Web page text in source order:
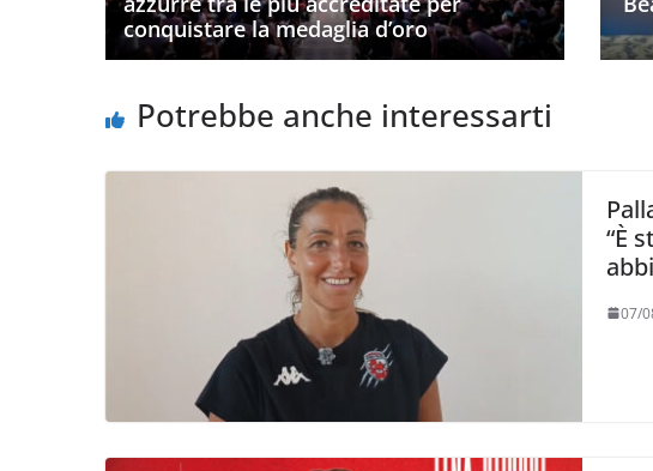
conquistare la medaglia d’oro
Potrebbe anche interessarti
“È
07/